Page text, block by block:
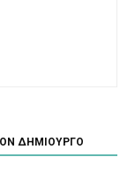
ΔΗΜΙΟΥΡΓΟ